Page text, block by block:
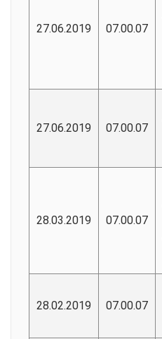
27.06.2019 07.00.07
27.06.2019 07.00.07
28.03.2019 07.00.07
28.02.2019 07.00.07